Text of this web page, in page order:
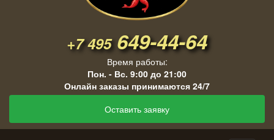
+7 495649-44-64
Время работы:
Пон. - Вс. 9:00 до 21:00
Онлайн заказы принимаются 24/7
Оставить заявку